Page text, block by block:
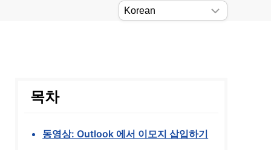
목차
동영상: Outlook 에서 이모지 삽입하기